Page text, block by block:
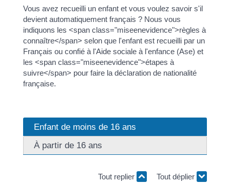
Vous avez recueilli un enfant et vous voulez savoir s'il
devient automatiquement français ? Nous vous
indiquons les <span class="miseenevidence">règles à
connaître</span> selon que l'enfant est recueilli par un
Français ou confié à l'Aide sociale à l'enfance (Ase) et
les <span class="miseenevidence">étapes à
suivre</span> pour faire la déclaration de nationalité
française.
Enfant de moins de 16 ans
À partir de 16 ans
Tout replier Tout déplier